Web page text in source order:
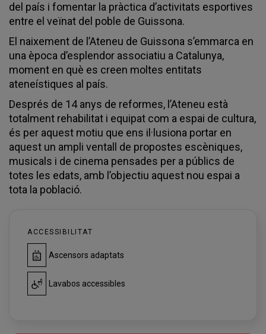
del país i fomentar la pràctica d’activitats esportives
entre el veïnat del poble de Guissona.
El naixement de l’Ateneu de Guissona s’emmarca en
una època d’esplendor associatiu a Catalunya,
moment en què es creen moltes entitats
ateneístiques al país.
Després de 14 anys de reformes, l’Ateneu està
totalment rehabilitat i equipat com a espai de cultura,
és per aquest motiu que ens il·lusiona portar en
aquest un ampli ventall de propostes escèniques,
musicals i de cinema pensades per a públics de
totes les edats, amb l’objectiu aquest nou espai a
tota la població.
ACCESSIBILITAT
Ascensors adaptats
Lavabos accessibles